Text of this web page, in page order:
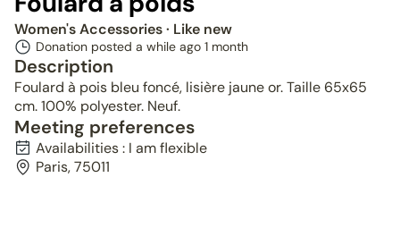
Women's Accessories· Like new
Donation posted a while ago 1 month
Description
Foulard à pois bleu foncé, lisière jaune or. Taille 65x65
cm. 100% polyester. Neuf.
Meeting preferences
Availabilities : I am flexible
Paris, 75011